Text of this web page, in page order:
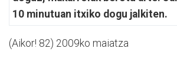
10 minutuan itxiko dogu jalkiten.
(Aikor! 82) 2009ko maiatza